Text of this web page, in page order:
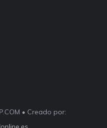
• Creado por: